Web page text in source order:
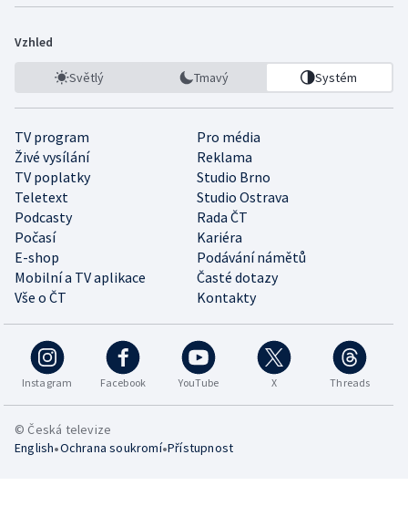
Vzhled
Světlý Tmavý Systém
TV program
Pro média
Živé vysílání
Reklama
TV poplatky
Studio Brno
Teletext
Studio Ostrava
Podcasty
Rada ČT
Počasí
Kariéra
E-shop
Podávání námětů
Mobilní a TV aplikace
Časté dotazy
Vše o ČT
Kontakty
Instagram Facebook YouTube X Threads
© Česká televize
English•Ochrana soukromí•Přístupnost